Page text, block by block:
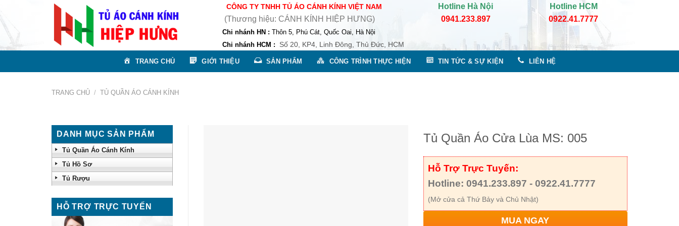
to
content
CÔNG TY TNHH TỦ ÁO CÁNH KÍNH VIỆT NAM
(Thương hiệu: CÁNH KÍNH HIỆP HƯNG)
Chi nhánh HN : Thôn 5, Phú Cát, Quốc Oai, Hà Nội
Chi nhánh HCM :
Số 20, KP4, Linh Đông, Thủ Đức, HCM
Hotline Hà Nội
0941.233.897
Hotline HCM
0922.41.7777
TRANG CHỦ GIỚI THIỆU SẢN PHẨM CÔNG TRÌNH THỰC HIỆN TIN TỨC & SỰ KIỆN LIÊN HỆ
TRANG CHỦ / TỦ QUẦN ÁO CÁNH KÍNH
DANH MỤC SẢN PHẨM
Tủ Quần Áo Cánh Kính
Tủ Hồ Sơ
Tủ Rượu
HỖ TRỢ TRỰC TUYẾN
Tủ Quần Áo Cửa Lùa MS: 005
Hỗ Trợ Trực Tuyến:
Hotline: 0941.233.897 - 0922.41.7777
(Mở cửa cả Thứ Bảy và Chủ Nhật)
MUA NGAY